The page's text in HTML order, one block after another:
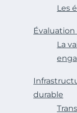
Les
La
durable